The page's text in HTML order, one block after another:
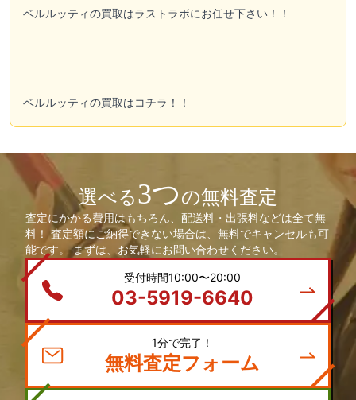
ベルルッティの買取はラストラボにお任せ下さい！！
ベルルッティの買取はコチラ！！
選べる3つの無料査定
査定にかかる費用はもちろん、配送料・出張料などは全て無
料！ 査定額にご納得できない場合は、無料でキャンセルも可
能です。 まずは、お気軽にお問い合わせください。
受付時間10:00〜20:00
03-5919-6640
1分で完了！
無料査定フォーム